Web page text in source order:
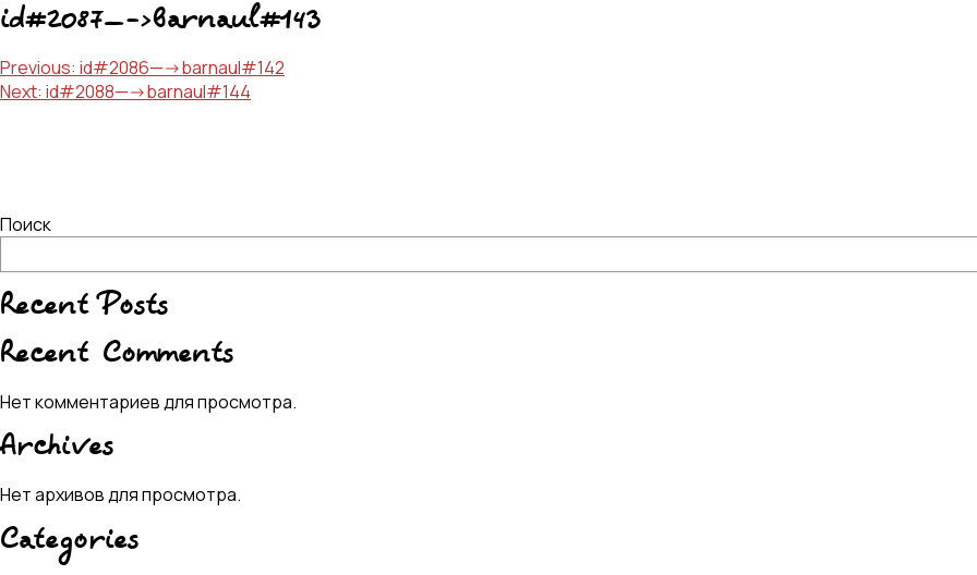
id#2087—->barnaul#143
Навигация
по
Previous: id#2086—->barnaul#142
Next: id#2088—->barnaul#144
Поиск
Recent Posts
Recent Comments
Нет комментариев для просмотра.
Archives
Нет архивов для просмотра.
Categories